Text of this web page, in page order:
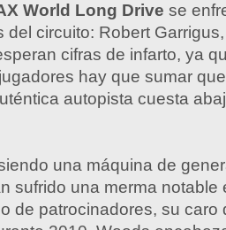
World Long Drive se
del circuito: Robert
cifras de infarto, ya
hay que sumar
autopista cuesta
una máquina de
sufrido una merma notable
de patrocinadores, su caro